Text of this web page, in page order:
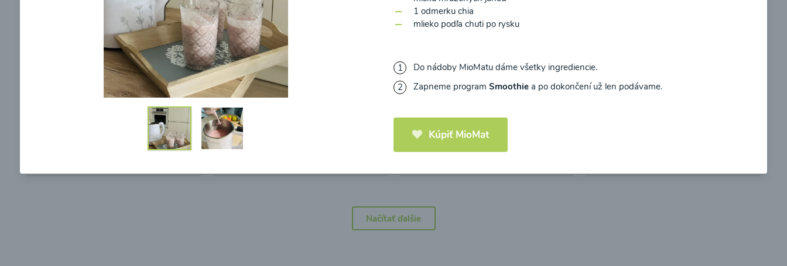
Brokolicová polievka s nivou
Zobraziť
Brokolicová polievka s
pečenými cherry a
mozzarelou od Recepty
Mojej Zdravej Kuchyne
00:25
Brokolicová polievka so
syrom
00:25
Načítať ďalšie
1 odmerku chia
mlieko podľa chuti po rysku
Do nádoby MioMatu dáme všetky ingrediencie.
Zapneme program Smoothiea po dokončení už len podávame.
Kúpiť MioMat
Ochrane osobných údajova súhlasím s nimi.